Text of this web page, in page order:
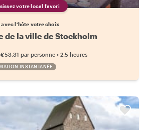
votre local favori
avec l'hôte votre choix
de la ville de Stockholm
€53.31 par personne • 2.5 heures
INSTANTANÉE